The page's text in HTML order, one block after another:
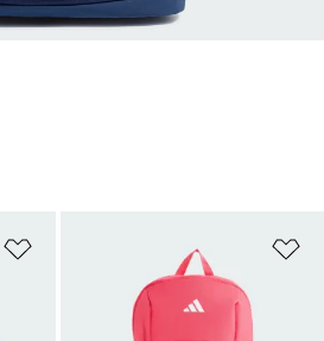
Ajouter à la Liste de produits